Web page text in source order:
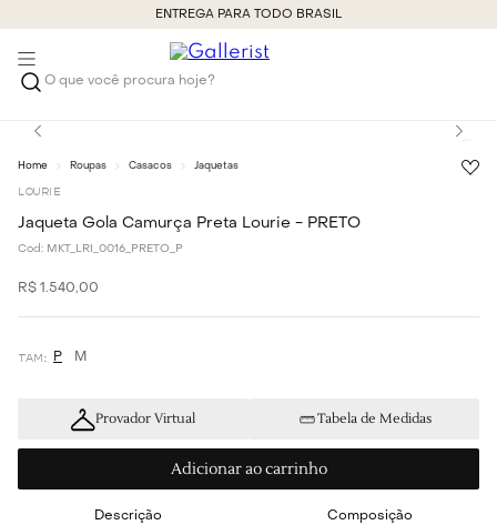
ENTREGA PARA TODO BRASIL
O que você procura hoje?
Roupas Casacos Jaquetas
LOURIE
Jaqueta Gola Camurça Preta Lourie - PRETO
Cod: MKT_LRI_0016_PRETO_P
R$ 1 .540,00
P M
Provador Virtual Tabela de Medidas
Adicionar ao carrinho
Descrição Composição